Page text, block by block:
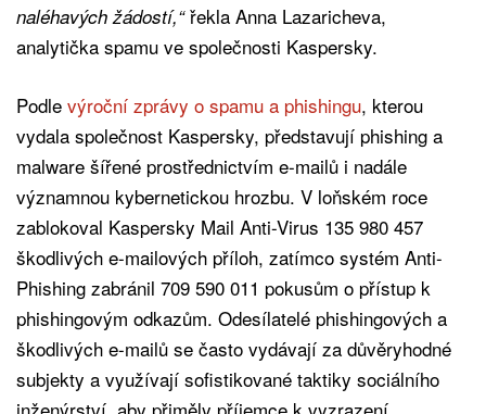
naléhavých žádostí,“řekla Anna Lazaricheva,
analytička spamu ve společnosti Kaspersky.
Podle výroční zprávy o spamu a phishingu, kterou
vydala společnost Kaspersky, představují phishing a
malware šířené prostřednictvím e-mailů i nadále
významnou kybernetickou hrozbu. V loňském roce
zablokoval Kaspersky Mail Anti-Virus 135 980 457
škodlivých e-mailových příloh, zatímco systém Anti-
Phishing zabránil 709 590 011 pokusům o přístup k
phishingovým odkazům. Odesílatelé phishingových a
škodlivých e-mailů se často vydávají za důvěryhodné
subjekty a využívají sofistikované taktiky sociálního